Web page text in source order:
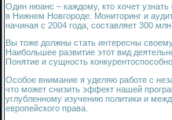
Один нюанс – каждому, кто хочет
в Нижнем Новгороде. Мониторинг и
начиная с 2004 года, составляет 300 млн.
Вы тоже должны стать интересны
Наибольшее развитие этот вид
Понятие и сущность
Особое внимание я уделяю работе с
что может снизить эффект нашей
углубленному изучению политики и
европейского права.